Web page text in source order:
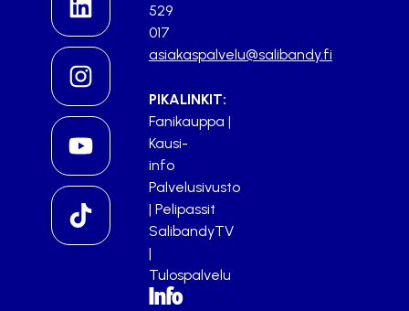
529
017
asiakaspalvelu@salibandy.fi
PIKALINKIT:
Fanikauppa |
Kausi-
info
Palvelusivusto
| Pelipassit
SalibandyTV
|
Tulospalvelu
Info